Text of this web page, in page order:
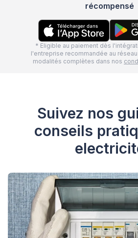
récompensé
* Eligible au paiement dès
l'entreprise recommandée au
modalités complètes dans nos
Suivez nos
conseils